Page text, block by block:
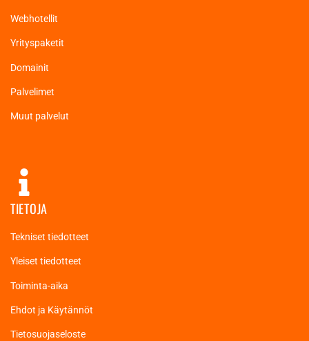
Webhotellit
Yrityspaketit
Domainit
Palvelimet
Muut palvelut
TIETOJA
Tekniset tiedotteet
Yleiset tiedotteet
Toiminta-aika
Ehdot ja Käytännöt
Tietosuojaseloste